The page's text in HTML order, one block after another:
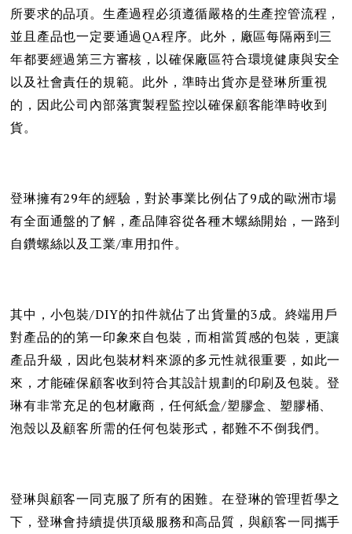
所要求的品項。生產過程必須遵循嚴格的生產控管流程，
並且產品也一定要通過QA程序。此外，廠區每隔兩到三
年都要經過第三方審核，以確保廠區符合環境健康與安全
以及社會責任的規範。此外，準時出貨亦是登琳所重視
的，因此公司內部落實製程監控以確保顧客能準時收到
貨。
登琳擁有29年的經驗，對於事業比例佔了9成的歐洲市場
有全面通盤的了解，產品陣容從各種木螺絲開始，一路到
自鑽螺絲以及工業/車用扣件。
其中，小包裝/DIY的扣件就佔了出貨量的3成。終端用戶
對產品的的第一印象來自包裝，而相當質感的包裝，更讓
產品升級，因此包裝材料來源的多元性就很重要，如此一
來，才能確保顧客收到符合其設計規劃的印刷及包裝。登
琳有非常充足的包材廠商，任何紙盒/塑膠盒、塑膠桶、
泡殼以及顧客所需的任何包裝形式，都難不不倒我們。
登琳與顧客一同克服了所有的困難。在登琳的管理哲學之
下，登琳會持續提供頂級服務和高品質，與顧客一同攜手